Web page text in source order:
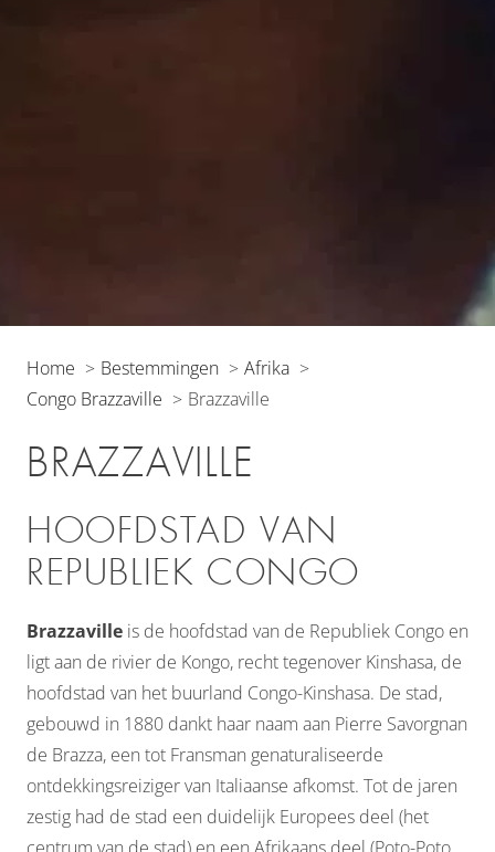
Home Bestemmingen
Afrika
Congo Brazzaville
Brazzaville
BRAZZAVILLE
HOOFDSTAD VAN
REPUBLIEK CONGO
Brazzaville is de hoofdstad van de Republiek Congo en
ligt aan de rivier de Kongo, recht tegenover Kinshasa, de
hoofdstad van het buurland Congo-Kinshasa. De stad,
gebouwd in 1880 dankt haar naam aan Pierre Savorgnan
de Brazza, een tot Fransman genaturaliseerde
ontdekkingsreiziger van Italiaanse afkomst. Tot de jaren
zestig had de stad een duidelijk Europees deel (het